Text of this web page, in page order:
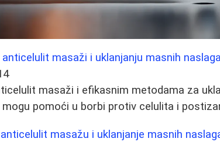
masaži i uklanjanju masnih naslaga
masaži i efikasnim metodama za
pomoći u borbi protiv celulita i
masažu i uklanjanje masnih